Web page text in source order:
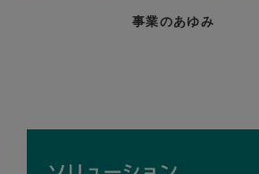
事業のあゆみ